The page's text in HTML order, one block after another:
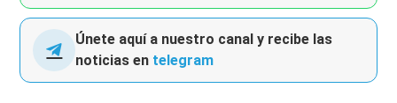
Únete aquí a nuestro canal y recibe las
noticias en telegram